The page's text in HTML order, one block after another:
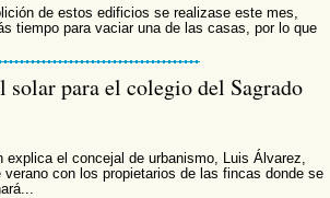
de estos edificios se realizase este mes,
tiempo para vaciar una de las casas, por lo que
solar para el colegio del Sagrado
el concejal de urbanismo, Luis Álvarez,
con los propietarios de las fincas donde se